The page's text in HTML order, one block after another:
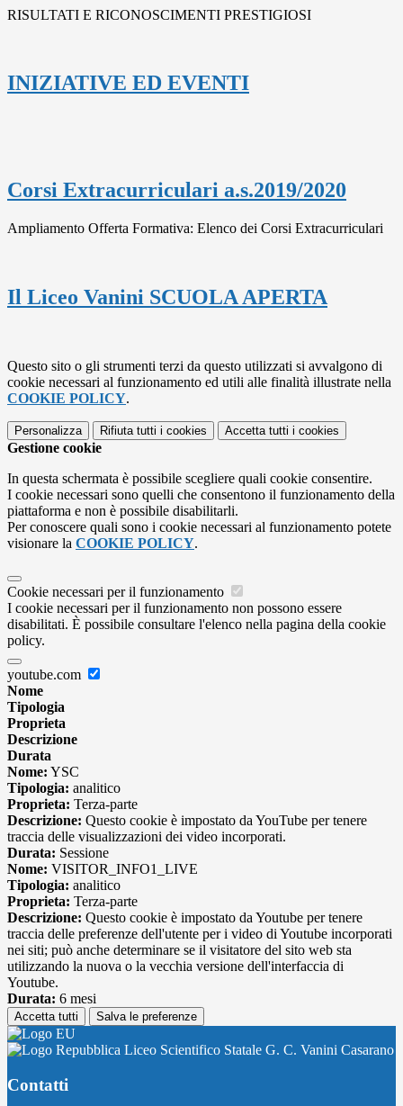
RISULTATI E RICONOSCIMENTI PRESTIGIOSI
INIZIATIVE ED EVENTI
Corsi Extracurriculari a.s.2019/2020
Ampliamento Offerta Formativa: Elenco dei Corsi Extracurriculari
Il Liceo Vanini SCUOLA APERTA
Questo sito o gli strumenti terzi da questo utilizzati si avvalgono di
cookie necessari al funzionamento ed utili alle finalità illustrate nella
COOKIE POLICY.
Personalizza Rifiuta tutti i cookies Accetta tutti i cookies
Gestione cookie
In questa schermata è possibile scegliere quali cookie consentire.
I cookie necessari sono quelli che consentono il funzionamento della
piattaforma e non è possibile disabilitarli.
Per conoscere quali sono i cookie necessari al funzionamento potete
visionare la COOKIE POLICY.
Cookie necessari per il funzionamento
I cookie necessari per il funzionamento non possono essere
disabilitati. È possibile consultare l'elenco nella pagina della cookie
policy.
youtube.com
Nome
Tipologia
Proprieta
Descrizione
Durata
Nome: YSC
Tipologia: analitico
Proprieta: Terza-parte
Descrizione: Questo cookie è impostato da YouTube per tenere
traccia delle visualizzazioni dei video incorporati.
Durata: Sessione
Nome: VISITOR_INFO1_LIVE
Tipologia: analitico
Proprieta: Terza-parte
Descrizione: Questo cookie è impostato da Youtube per tenere
traccia delle preferenze dell'utente per i video di Youtube incorporati
nei siti; può anche determinare se il visitatore del sito web sta
utilizzando la nuova o la vecchia versione dell'interfaccia di
Youtube.
Durata: 6 mesi
Accetta tutti Salva le preferenze
Liceo Scientifico Statale G. C. Vanini Casarano
Contatti